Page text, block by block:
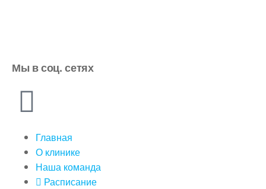
Мы в соц. сетях
Главная
О клинике
Наша команда
Расписание